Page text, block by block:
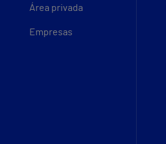
Área privada
Empresas